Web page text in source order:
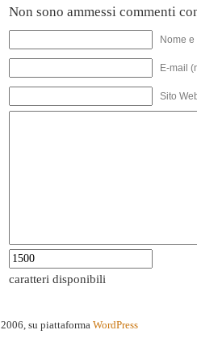
Non sono ammessi commenti
Nome
E-mail
Sito
caratteri disponibili
2006, su piattaforma WordPress